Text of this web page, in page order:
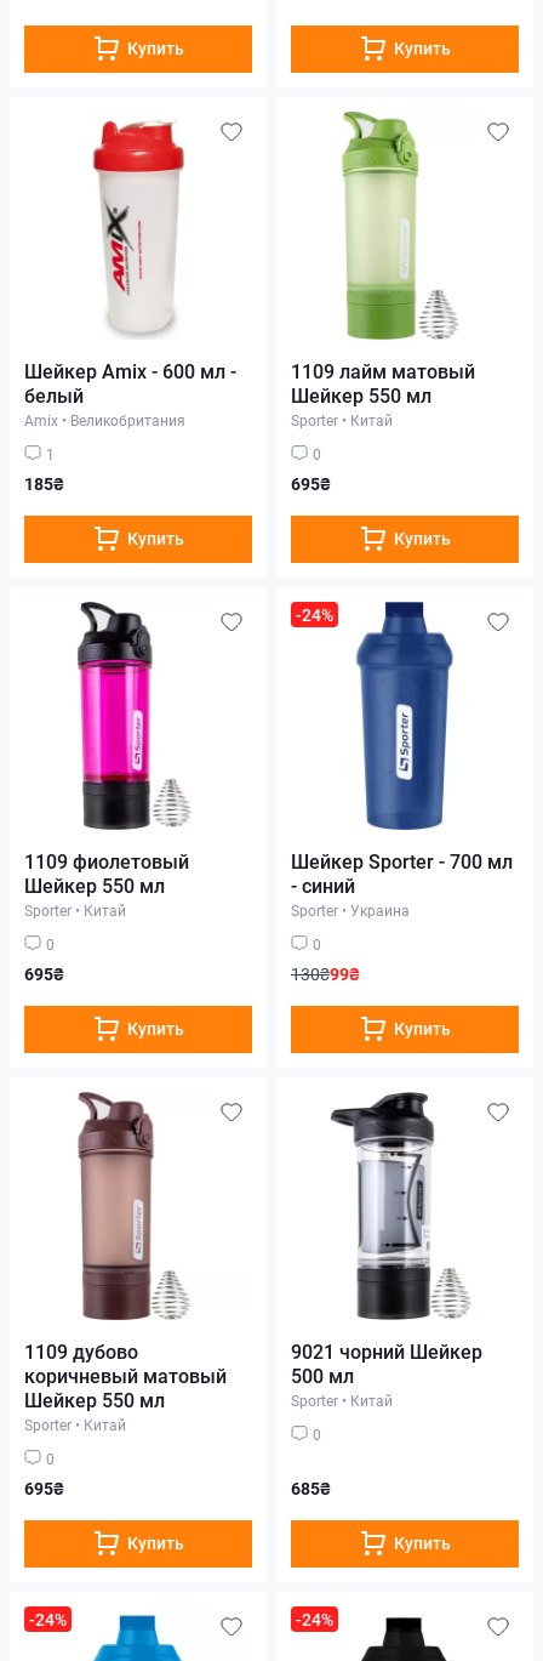
Купить Купить
Шейкер Amix - 600 мл -
белый
Amix • Великобритания
1
185₴
Купить
1109 лайм матовый
Шейкер 550 мл
Sporter • Китай
0
695₴
Купить
1109 фиолетовый
Шейкер 550 мл
Sporter • Китай
0
695₴
Купить
-24%
Шейкер Sporter - 700 мл
- синий
Sporter • Украина
0
130₴99₴
Купить
1109 дубово
коричневый матовый
Шейкер 550 мл
Sporter • Китай
0
695₴
Купить
9021 чорний Шейкер
500 мл
Sporter • Китай
0
685₴
Купить
-24% -24%